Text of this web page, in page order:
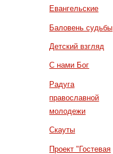
Евангельские
Баловень судьбы
Детский взгляд
С нами Бог
Радуга
православной
молодежи
Скауты
Проект "Гостевая